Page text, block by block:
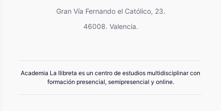
Gran Vía Fernando el Católico, 23.
46008. Valencia.
Academia La llibreta es un centro de estudios multidisciplinar con
formación presencial, semipresencial y online.